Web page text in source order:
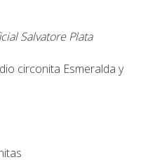
Salvatore Plata
circonita Esmeralda y